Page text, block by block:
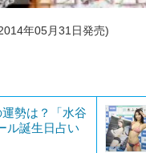
年05月31日発売)
勢は？「水谷
ル誕生日占い